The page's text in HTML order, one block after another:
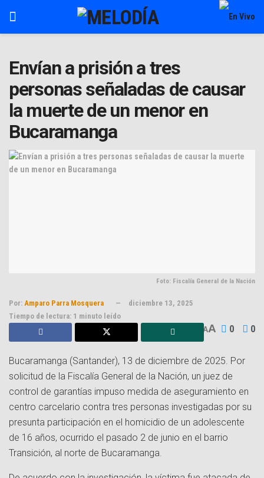
Envían a prisión a tres
personas señaladas de causar
la muerte de un menor en
Bucaramanga
Foto: Fiscalía General de la Nación
Por: Amparo Parra Mosquera
diciembre 13, 2025
Tiempo de lectura: 1 minuto leído
AA 0 0
Bucaramanga (Santander), 13 de diciembre de 2025. Por
solicitud de la Fiscalía General de la Nación, un juez de
control de garantías impuso medida de aseguramiento en
centro carcelario contra tres personas investigadas por su
presunta participación en el homicidio de un adolescente
de 16 años, ocurrido el pasado 2 de junio en el barrio
Transición, al norte de Bucaramanga.